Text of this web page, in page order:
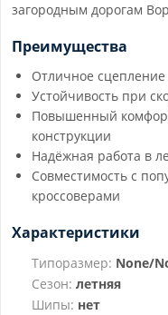
загородным дорогам
Преимущества
Отличное
Устойчивость при
Повышенный
конструкции
Надёжная работа в
Совместимость с
кроссоверами
Характеристики
Типоразмер: None/
Сезон: летняя
Шипы: нет